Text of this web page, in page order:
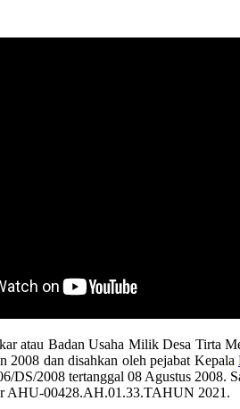
atau Badan Usaha Milik Desa Tirta
2008 dan disahkan oleh pejabat Kepala
DS/2008 tertanggal 08 Agustus 2008.
AHU-00428.AH.01.33.TAHUN 2021.